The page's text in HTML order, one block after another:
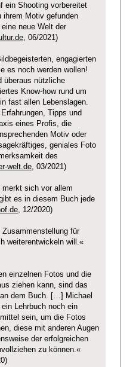
ein Shooting vorbereitet
ihrem Motiv gefunden
neue Welt der
, 06/2021)
engagierten
es noch werden wollen!
überaus nützliche
Know-how rund um
fast allen Lebenslagen.
Tipps und
eines Profis, die
Motiv oder
geniales Foto
des
welt.de, 03/2021)
sich vor allem
es in diesem Buch jede
, 12/2020)
für
weiterentwickeln will.«
einzelnen Fotos und die
ziehen kann, sind das
dem Buch. […] Michael
Lehrbuch noch ein
sein, um die Fotos
diese mit anderen Augen
der erfolgreichen
zu können.«